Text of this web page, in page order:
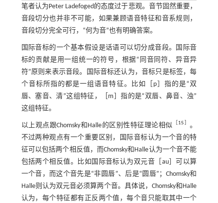
笔者认为Peter Ladefoged的态度过于悲观。音节固然重要，
音段切分也并非不可能，如果兼顾语音特征和音系规则，
音段切分完全可行，“何为音”也有明确答案。
国际音标的一个基本假设是话语可以切分成音段。国际音
标的贡献是用一组统一的符号，根据“同音同符、异音异
符”原则来表示音段。国际音标还认为，音标只是标签，每
个音标所指的都是一组语音特征。比如［p］指的是“双
唇、塞音、清”这组特征，［m］指的是“双唇、鼻音、浊”
这组特征。
以上观点跟Chomsky和Halle的区别性特征理论相似 ［15］ 。
不过两种观点有一个重要区别，国际音标认为一个音的特
征可以包括两个相反值，而Chomsky和Halle认为一个音不能
包括两个相反值。比如国际音标认为双元音［au］可以算
一个音，而这个音先是“非圆唇”、后是“圆唇”；Chomsky和
Halle则认为双元音必须算两个音。具体说，Chomsky和Halle
认为，每个特征都有正反两个值，每个音只能取其中一个